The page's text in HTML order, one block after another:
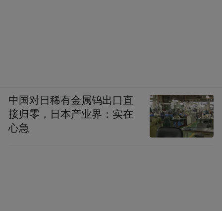
中国对日稀有金属钨出口直
接归零，日本产业界：实在
心急